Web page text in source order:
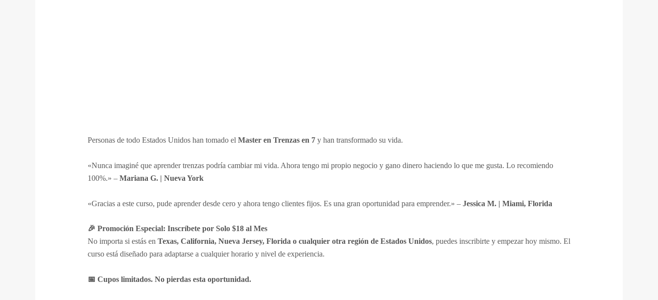
Personas de todo Estados Unidos han tomado el Master en Trenzas en 7y han transformado su vida.
«Nunca imaginé que aprender trenzas podría cambiar mi vida. Ahora tengo mi propio negocio y gano dinero haciendo lo que me gusta. Lo recomiendo
100%.» – Mariana G. | Nueva York
«Gracias a este curso, pude aprender desde cero y ahora tengo clientes fijos. Es una gran oportunidad para emprender.» – Jessica M. | Miami, Florida
🎉 Promoción Especial: Inscríbete por Solo $18 al Mes
No importa si estás en Texas, California, Nueva Jersey, Florida o cualquier otra región de Estados Unidos, puedes inscribirte y empezar hoy mismo. El
curso está diseñado para adaptarse a cualquier horario y nivel de experiencia.
📅 Cupos limitados. No pierdas esta oportunidad.